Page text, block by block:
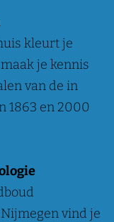
kleurt je
maak je kennis
van de in
1863 en 2000
vind je